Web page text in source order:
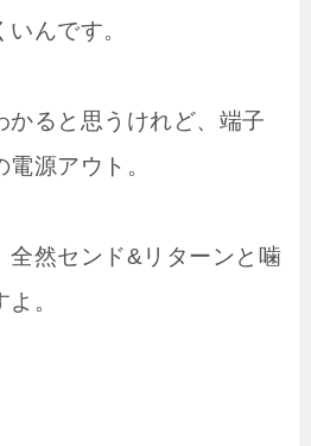
んです。
かると思うけれど、端子
源アウト。
全然センド&リターンと噛
。